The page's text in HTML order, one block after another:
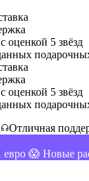
оценкой 5 звёзд
оценкой 5 звёзд
Отличная
😱 Новые